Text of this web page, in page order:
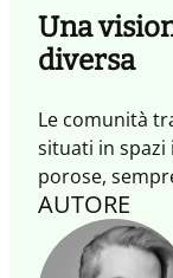
Una
diversa
Le comunità
situati in
porose,
esperienze
comunità,
AUTORE